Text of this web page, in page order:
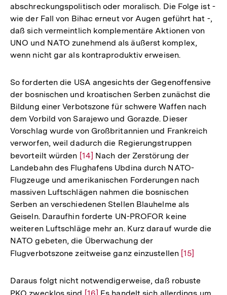
abschreckungspolitisch oder moralisch. Die Folge ist -
wie der Fall von Bihac erneut vor Augen geführt hat -,
daß sich vermeintlich komplementäre Aktionen von
UNO und NATO zunehmend als äußerst komplex,
wenn nicht gar als kontraproduktiv erweisen.
So forderten die USA angesichts der Gegenoffensive
der bosnischen und kroatischen Serben zunächst die
Bildung einer Verbotszone für schwere Waffen nach
dem Vorbild von Sarajewo und Gorazde. Dieser
Vorschlag wurde von Großbritannien und Frankreich
verworfen, weil dadurch die Regierungstruppen
bevorteilt würden Zur
Auflösung
der
Fußnote
[14] Nach der Zerstörung der
Landebahn des Flughafens Ubdina durch NATO-
Flugzeuge und amerikanischen Forderungen nach
massiven Luftschlägen nahmen die bosnischen
Serben an verschiedenen Stellen Blauhelme als
Geiseln. Daraufhin forderte UN-PROFOR keine
weiteren Luftschläge mehr an. Kurz darauf wurde die
NATO gebeten, die Überwachung der
Flugverbotszone zeitweise ganz einzustellen Zur
der
Fußnote
[15]
Daraus folgt nicht notwendigerweise, daß robuste
PKO zwecklos sind Zur
[16] Es handelt sich allerdings um